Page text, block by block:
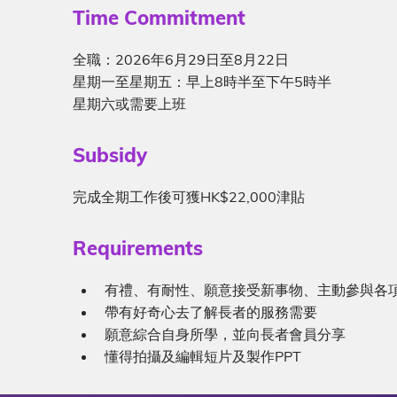
Sub-
Time Commitment
Description
全職：2026年6月29日至8月22日
星期一至星期五：早上8時半至下午5時半
星期六或需要上班
Sub-
Subsidy
Description
完成全期工作後可獲HK$22,000津貼
Sub-
Requirements
Description有禮、有耐性、願意接受新事物、主動參與各
帶有好奇心去了解長者的服務需要
願意綜合自身所學，並向長者會員分享
懂得拍攝及編輯短片及製作PPT